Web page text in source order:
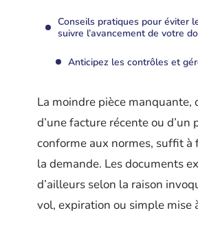
Conseils pratiques pour éviter
suivre l’avancement de votre
Anticipez les contrôles et
La moindre pièce manquante,
d’une facture récente ou d’un
conforme aux normes, suffit à
la demande. Les documents
d’ailleurs selon la raison
vol, expiration ou simple mise